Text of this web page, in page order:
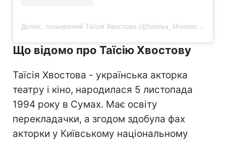
Допис, поширений Таїсія Хвостова (@taisiya_khvostova)
Що відомо про Таїсію Хвостову
Таїсія Хвостова - українська акторка
театру і кіно, народилася 5 листопада
1994 року в Сумах. Має освіту
перекладачки, а згодом здобула фах
акторки у Київському національному